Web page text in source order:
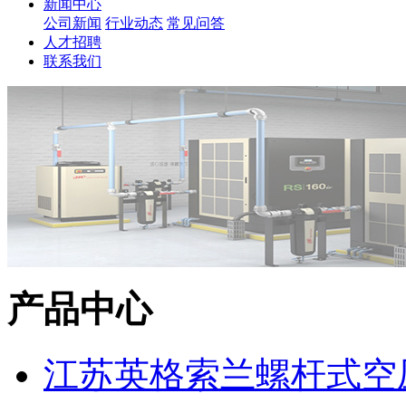
新闻中心
公司新闻 行业动态 常见问答
人才招聘
联系我们
产品中心
江苏英格索兰螺杆式空